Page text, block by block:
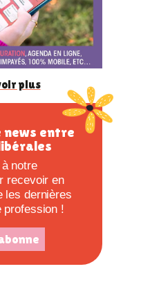
plus
recevoir en
les dernières
profession !